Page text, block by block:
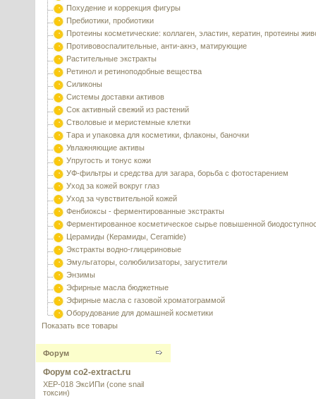
Похудение и коррекция фигуры
Пребиотики, пробиотики
Протеины косметические: коллаген, эластин, кератин, протеины
Противовоспалительные, анти-акнэ, матирующие
Растительные экстракты
Ретинол и ретиноподобные вещества
Силиконы
Системы доставки активов
Сок активный свежий из растений
Стволовые и меристемные клетки
Тара и упаковка для косметики, флаконы, баночки
Увлажняющие активы
Упругость и тонус кожи
УФ-фильтры и средства для загара, борьба с фотостарением
Уход за кожей вокруг глаз
Уход за чувствительной кожей
Фенбиоксы - ферментированные экстракты
Ферментированное косметическое сырье повышенной
Церамиды (Керамиды, Ceramide)
Экстракты водно-глицериновые
Эмульгаторы, солюбилизаторы, загустители
Энзимы
Эфирные масла бюджетные
Эфирные масла с газовой хроматограммой
Оборудование для домашней косметики
Показать все товары
Форум
Форум co2-extract.ru
XEP-018 ЭксИПи (cone snail
токсин)